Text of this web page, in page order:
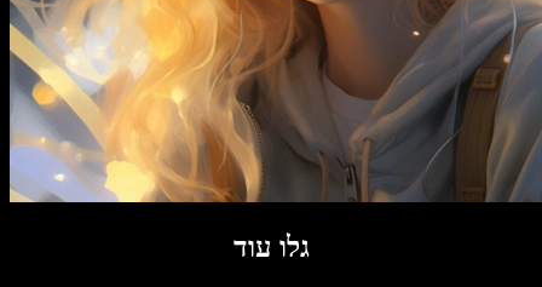
גלו עוד